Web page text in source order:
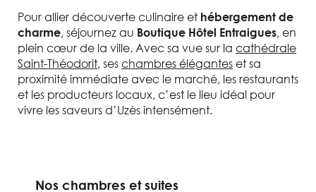
Pour allier découverte culinaire et hébergement de
charme, séjournez au Boutique Hôtel Entraigues, en
plein cœur de la ville. Avec sa vue sur la cathédrale
Saint-Théodorit, seschambres éléganteset sa
proximité immédiate avec le marché, les restaurants
et les producteurs locaux, c’est le lieu idéal pour
vivre les saveurs d’Uzès intensément.
Nos chambres et suites